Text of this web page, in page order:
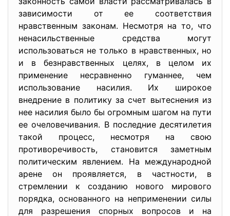
зависимости от ее соответствия
нравственным законам. Несмотря на то, что
ненасильственные средства могут
использоваться не только в нравственных, но
и в безнравственных целях, в целом их
применение несравненно гуманнее, чем
использование насилия. Их широкое
внедрение в политику за счет вытеснения из
нее насилия было бы огромным шагом на пути
ее очеловечивания. В последние десятилетия
такой процесс, несмотря на свою
противоречивость, становится заметным
политическим явлением. На международной
арене он проявляется, в частности, в
стремлении к созданию нового мирового
порядка, основанного на неприменении силы
для разрешения спорных вопросов и на